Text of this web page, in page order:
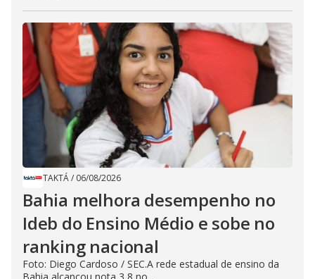
TAKTÁ/ 06/08/2026
Bahia melhora desempenho no
Ideb do Ensino Médio e sobe no
ranking nacional
Foto: Diego Cardoso / SEC.A rede estadual de ensino da